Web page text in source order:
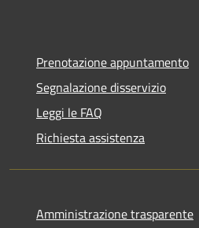
Prenotazione appuntamento
Segnalazione disservizio
Leggi le FAQ
Richiesta assistenza
Amministrazione trasparente